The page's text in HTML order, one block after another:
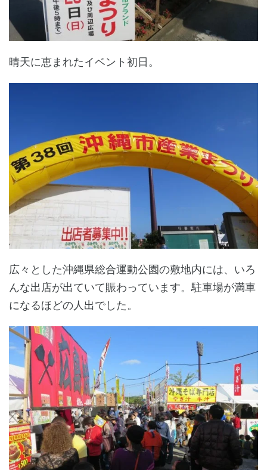
晴天に恵まれたイベント初日。
広々とした沖縄県総合運動公園の敷地内には、いろ
んな出店が出ていて賑わっています。駐車場が満車
になるほどの人出でした。